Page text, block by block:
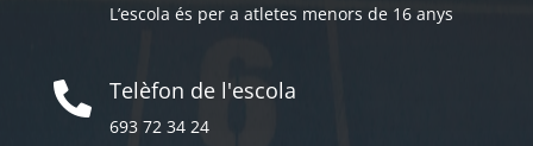
L’escola és per a atletes menors de 16 anys
 Telèfon de l'escola
693 72 34 24